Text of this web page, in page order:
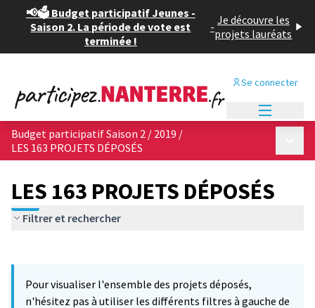
📢🗳️ Budget participatif Jeunes -
Saison 2. La période de vote est
terminée !
- Je découvre les
projets lauréats
Se connecter
Budget participatif Saison 2 / 2019 /
LES 163 PROJETS DÉPOSÉS
LES 163 PROJETS DÉPOSÉS
Filtrer et rechercher
−
Pour visualiser l'ensemble des projets déposés,
n'hésitez pas à utiliser les différents filtres à gauche de